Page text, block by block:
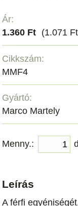
Ár:
1.360 Ft (1.071
Cikkszám:
MMF4
Gyártó:
Marco Martely
Menny.:
Leírás
A férfi